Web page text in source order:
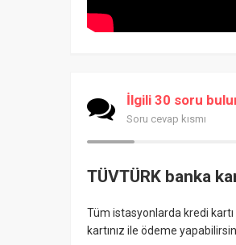
İlgili 30 soru
Soru cevap kısmı
TÜVTÜRK banka
Tüm istasyonlarda kredi
kartınız ile ödeme